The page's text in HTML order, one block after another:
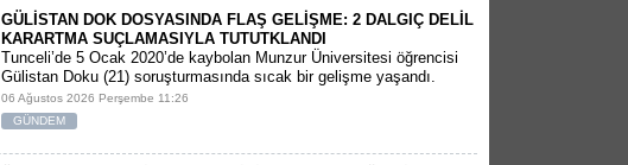
GÜLİSTAN DOK DOSYASINDA FLAŞ GELİŞME: 2 DALGIÇ DELİL
KARARTMA SUÇLAMASIYLA TUTUTKLANDI
​Tunceli’de 5 Ocak 2020’de kaybolan Munzur Üniversitesi öğrencisi
Gülistan Doku (21) soruşturmasında sıcak bir gelişme yaşandı.
06 Ağustos 2026 Perşembe 11:26
GÜNDEM